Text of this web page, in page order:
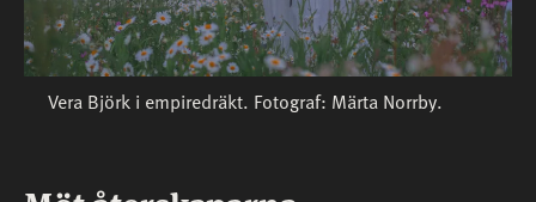
Vera Björk i empiredräkt. Fotograf: Märta Norrby.